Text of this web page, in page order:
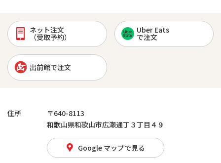
ネット注文
（受取予約）
Uber Eats
で注文
出前館で注文
住所
〒640-8113
和歌山県和歌山市広瀬通丁３丁目４９
Google マップで見る